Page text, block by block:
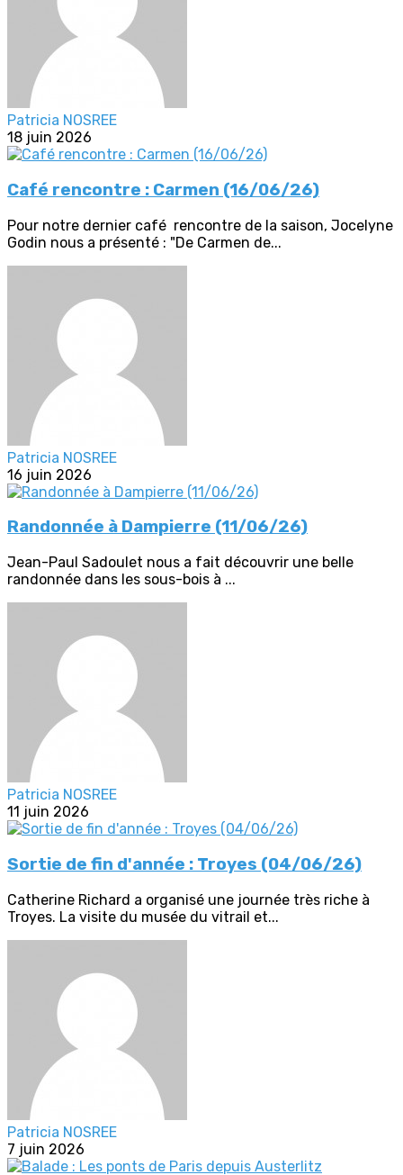
Patricia NOSREE
18 juin 2026
Café rencontre : Carmen (16/06/26)
Pour notre dernier café rencontre de la saison, Jocelyne
Godin nous a présenté : "De Carmen de...
Patricia NOSREE
16 juin 2026
Randonnée à Dampierre (11/06/26)
Jean-Paul Sadoulet nous a fait découvrir une belle
randonnée dans les sous-bois à ...
Patricia NOSREE
11 juin 2026
Sortie de fin d'année : Troyes (04/06/26)
Catherine Richard a organisé une journée très riche à
Troyes. La visite du musée du vitrail et...
Patricia NOSREE
7 juin 2026